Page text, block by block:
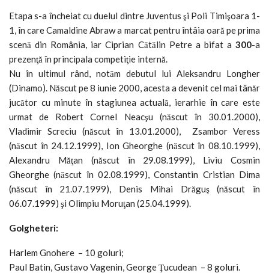
Etapa s-a încheiat cu duelul dintre Juventus şi Poli Timişoara 1-
1, în care Camaldine Abraw a marcat pentru întâia oară pe prima
scenă din România, iar Ciprian Cătălin Petre a bifat a 300-a
prezenţă în principala competiţie internă.
Nu în ultimul rând, notăm debutul lui Aleksandru Longher
(Dinamo). Născut pe 8 iunie 2000, acesta a devenit cel mai tânăr
jucător cu minute în stagiunea actuală, ierarhie în care este
urmat de Robert Cornel Neacşu (născut în 30.01.2000),
Vladimir Screciu (născut în 13.01.2000), Zsambor Veress
(născut în 24.12.1999), Ion Gheorghe (născut în 08.10.1999),
Alexandru Măţan (născut în 29.08.1999), Liviu Cosmin
Gheorghe (născut în 02.08.1999), Constantin Cristian Dima
(născut în 21.07.1999), Denis Mihai Drăguş (născut în
06.07.1999) şi Olimpiu Moruţan (25.04.1999).
Golgheteri:
Harlem Gnohere – 10 goluri;
Paul Batin, Gustavo Vagenin, George Ţucudean – 8 goluri.